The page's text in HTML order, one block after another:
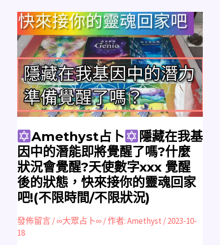
Amethyst占卜
隱藏在我基
因中的潛能即將覺醒了嗎?什麼
狀況會覺醒?天使數字xxx 覺醒
後的狀態，快來接你的靈魂回家
吧!(不限時間/不限狀況)
發佈留言/∞大眾占卜∞/ 作者:Amethyst /2023-10-
18
Amethyst
占
卜
藏
在
我
基
因
中
的
潛
能
即
覺
醒
了
嗎?
什
麼
狀
況
會
覺
醒?
使
數